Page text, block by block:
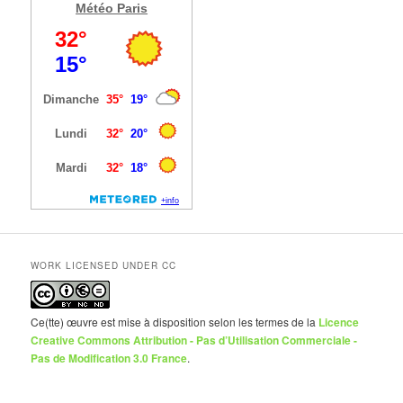
Météo Paris
WORK LICENSED UNDER CC
Ce(tte) œuvre est mise à disposition selon les termes de la Licence
Creative Commons Attribution - Pas d’Utilisation Commerciale -
Pas de Modification 3.0 France.